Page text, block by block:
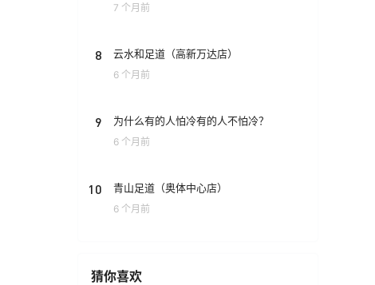
7 个月前
8 云水和足道（高新万达店）
6 个月前
9 为什么有的人怕冷有的人不怕冷？
6 个月前
10 青山足道（奥体中心店）
6 个月前
猜你喜欢